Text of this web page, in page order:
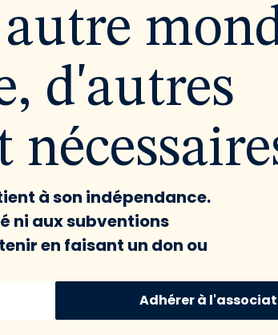
d'autres
à son indépendance.
ni aux subventions
en faisant un don ou
Adhérer à